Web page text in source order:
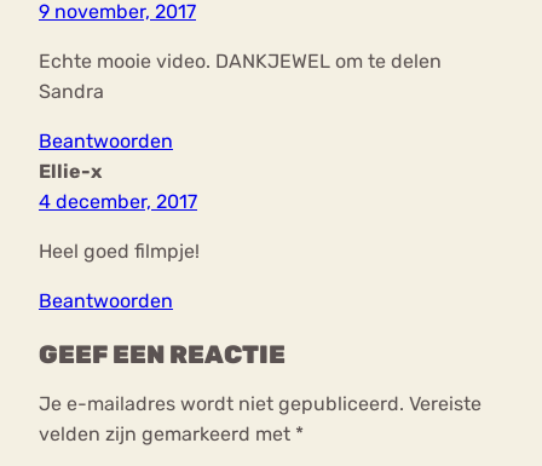
9 november, 2017
Echte mooie video. DANKJEWEL om te delen
Sandra
Beantwoorden
Ellie-x
4 december, 2017
Heel goed filmpje!
Beantwoorden
GEEF EEN REACTIE
Je e-mailadres wordt niet gepubliceerd. Vereiste
velden zijn gemarkeerd met *